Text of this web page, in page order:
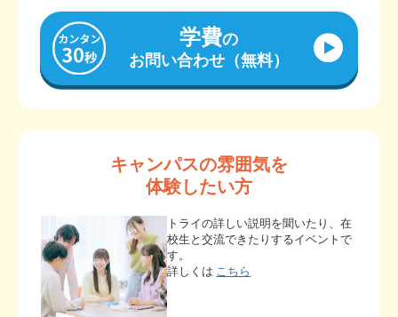
学費の
お問い合わせ（無料）
キャンパスの雰囲気を
体験したい方
トライの詳しい説明を聞いたり、在
校生と交流できたりするイベントで
す。
詳しくは こちら